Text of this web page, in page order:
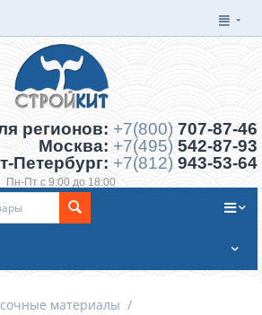
регионов: +7(800) 707-87-46
Москва: +7(495) 542-87-93
Петербург: +7(812) 943-53-64
Пн-Пт с 9:00 до 18:00
обратный звонок
материалы /